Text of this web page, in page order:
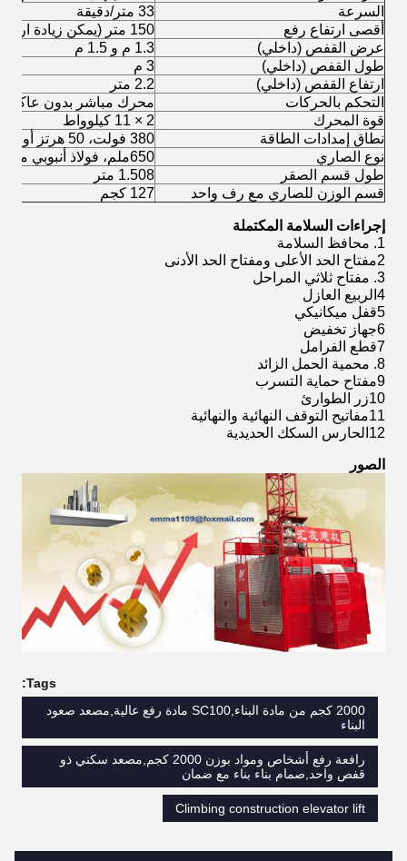
السرعة
33 متر/دقيقة
أقصى ارتفاع رفع
150 متر (يمكن زيادة ارتفاع الرفع عند الطلب)
عرض القفص (داخلي)
1.3 م و 1.5 م
طول القفص (داخلي)
3 م
ارتفاع القفص (داخلي)
2.2 متر
التحكم بالحركات
محرك مباشر بدون عاكس
قوة المحرك
2 × 11 كيلوواط
نطاق إمدادات الطاقة
380 فولت، 50 هرتز أو 60 هرتز، 3 مراحل
نوع الصاري
650ملم، فولاذ أنبوبي مع رف متكامل
طول قسم الصقر
1.508 متر
قسم الوزن للصاري مع رف واحد
127 كجم
إجراءات السلامة المكتملة
1. محافظ السلامة
2مفتاح الحد الأعلى ومفتاح الحد الأدنى
3. مفتاح ثلاثي المراحل
4الربيع العازل
5قفل ميكانيكي
6جهاز تخفيض
7قطع الفرامل
8. محمية الحمل الزائد
9مفتاح حماية التسرب
10زر الطوارئ
11مفاتيح التوقف النهائية والنهائية
12الحارس السكك الحديدية
الصور
Tags:
2000 كجم من مادة البناء,SC100 مادة رفع عالية,مصعد صعود
البناء
رافعة رفع أشخاص ومواد بوزن 2000 كجم,مصعد سكني ذو
قفص واحد,صمام بناء بناء مع ضمان
Climbing construction elevator lift